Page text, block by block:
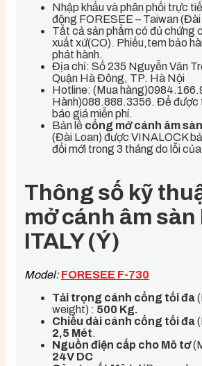
Nhập khẩu và phân phối trực
động FORESEE – Taiwan
Tất cả sản phẩm có đủ chứng
xuất xứ(CO). Phiếu,tem bảo
phát hành.
Địa chỉ: Số 235 Nguyễn Văn
Quận Hà Đông, TP. Hà Nội
Hotline: (Mua
Hành)088.888.3356. Để được
báo giá miễn phí.
Bản lề cổng mở cánh âm
(Đài Loan) được VINALOCK
đổi mới trong 3 tháng do lỗi
Thông số kỹ
mở cánh âm sàn
ITALY (Ý)
Model: FORESEE F-730
Tải trọng cánh cổng tối đa
weight) : 500 Kg.
Chiều dài cánh cổng tối đa
2,5 Mét.
Nguồn điện cấp cho Mô tơ
24V DC